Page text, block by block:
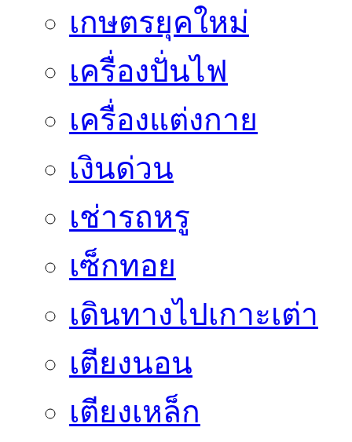
เกษตรยุคใหม่
เครื่องปั่นไฟ
เครื่องแต่งกาย
เงินด่วน
เช่ารถหรู
เซ็กทอย
เดินทางไปเกาะเต่า
เตียงนอน
เตียงเหล็ก